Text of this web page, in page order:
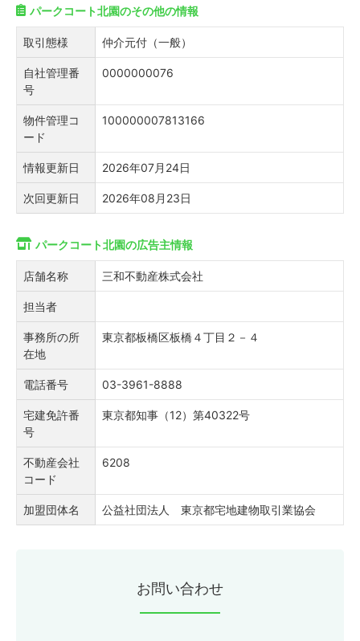
パークコート北園のその他の情報
取引態様 仲介元付（一般）
自社管理番
号
0000000076
物件管理コ
ード
100000007813166
情報更新日 2026年07月24日
次回更新日 2026年08月23日
パークコート北園の広告主情報
店舗名称 三和不動産株式会社
担当者
事務所の所
在地
東京都板橋区板橋４丁目２－４
電話番号 03-3961-8888
宅建免許番
号
東京都知事（12）第40322号
不動産会社
コード
6208
加盟団体名 公益社団法人 東京都宅地建物取引業協会
お問い合わせ